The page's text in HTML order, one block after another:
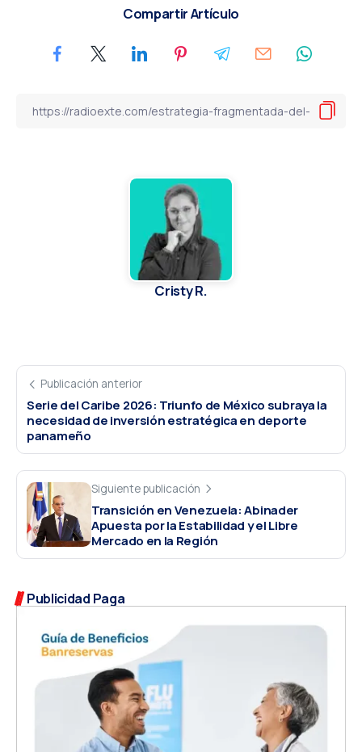
Compartir Artículo
Cristy R.
Publicación anterior
Serie del Caribe 2026: Triunfo de México subraya la
necesidad de inversión estratégica en deporte
panameño
Siguiente publicación
Transición en Venezuela: Abinader
Apuesta por la Estabilidad y el Libre
Mercado en la Región
Publicidad Paga